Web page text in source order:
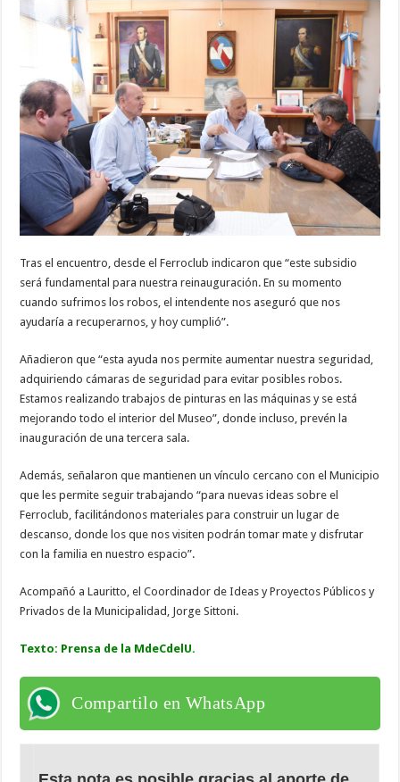
Tras el encuentro, desde el Ferroclub indicaron que “este subsidio
será fundamental para nuestra reinauguración. En su momento
cuando sufrimos los robos, el intendente nos aseguró que nos
ayudaría a recuperarnos, y hoy cumplió”.
Añadieron que “esta ayuda nos permite aumentar nuestra seguridad,
adquiriendo cámaras de seguridad para evitar posibles robos.
Estamos realizando trabajos de pinturas en las máquinas y se está
mejorando todo el interior del Museo”, donde incluso, prevén la
inauguración de una tercera sala.
Además, señalaron que mantienen un vínculo cercano con el Municipio
que les permite seguir trabajando “para nuevas ideas sobre el
Ferroclub, facilitándonos materiales para construir un lugar de
descanso, donde los que nos visiten podrán tomar mate y disfrutar
con la familia en nuestro espacio”.
Acompañó a Lauritto, el Coordinador de Ideas y Proyectos Públicos y
Privados de la Municipalidad, Jorge Sittoni.
Texto: Prensa de la MdeCdelU.
Compartilo en WhatsApp